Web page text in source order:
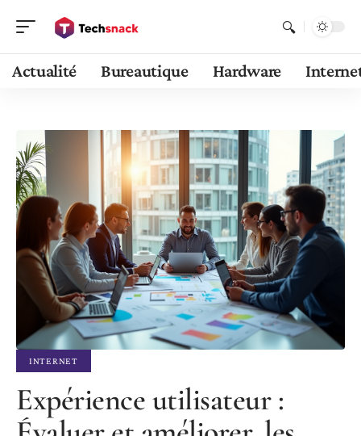
Actualité Bureautique Hardware
INTERNET
Expérience utilisateur :